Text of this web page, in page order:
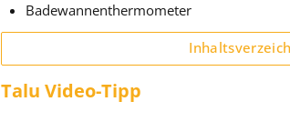
Badewannenthermometer
Talu Video-Tipp